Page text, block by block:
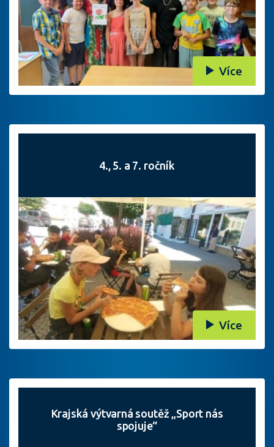
Více
4., 5. a 7. ročník
Více
Krajská výtvarná soutěž „Sport nás
spojuje“